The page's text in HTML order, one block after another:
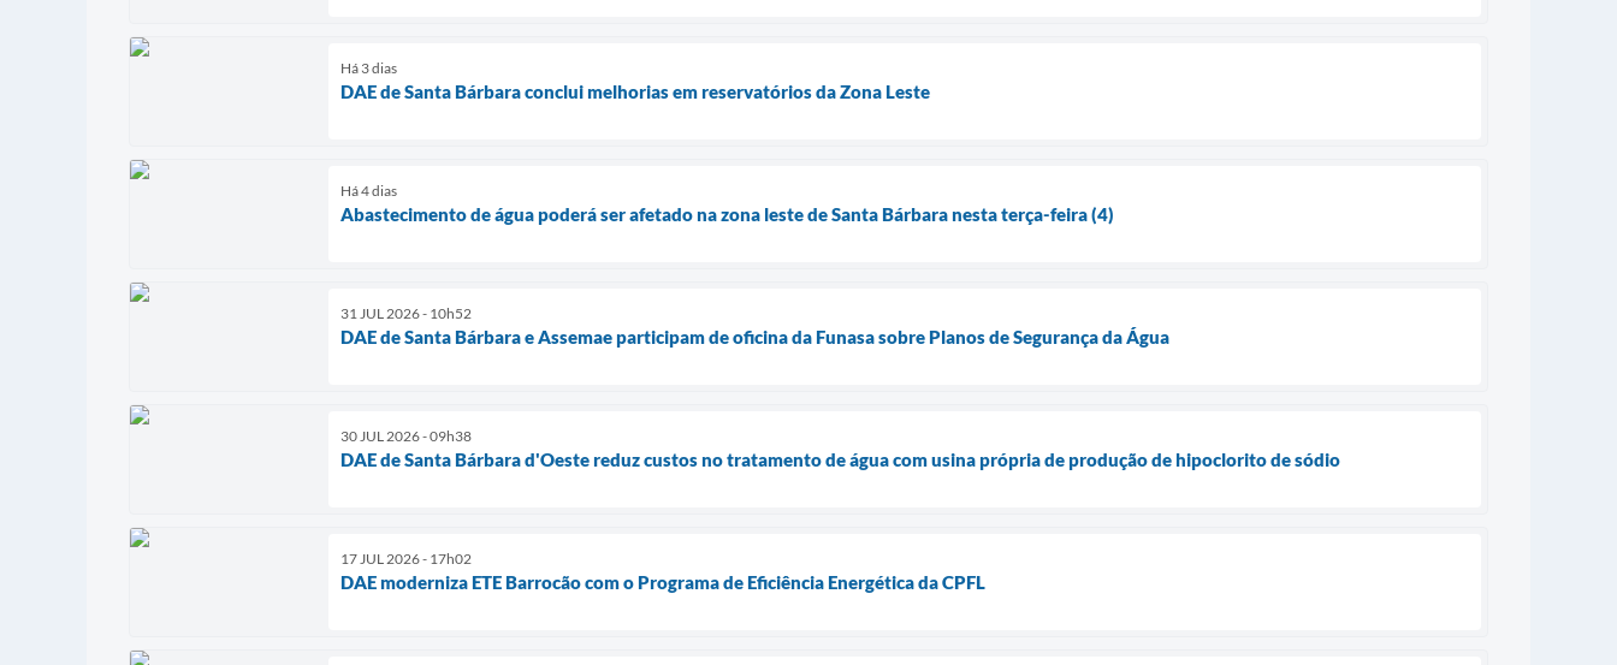
Há 3 dias
DAE de Santa Bárbara conclui melhorias em reservatórios da Zona Leste
Há 4 dias
Abastecimento de água poderá ser afetado na zona leste de Santa Bárbara nesta terça-feira (4)
31 JUL 2026 - 10h52
DAE de Santa Bárbara e Assemae participam de oficina da Funasa sobre Planos de Segurança da Água
30 JUL 2026 - 09h38
DAE de Santa Bárbara d'Oeste reduz custos no tratamento de água com usina própria de produção de hipoclorito de sódio
17 JUL 2026 - 17h02
DAE moderniza ETE Barrocão com o Programa de Eficiência Energética da CPFL